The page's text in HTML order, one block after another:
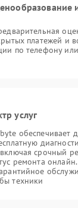
платежей и
по телефону
услуг
обеспечивает
срочный
ремонта
техники